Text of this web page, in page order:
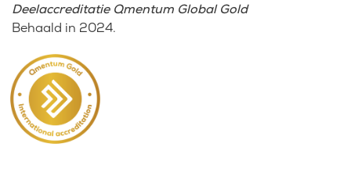
Deelaccreditatie Qmentum Global Gold
Behaald in 2024.